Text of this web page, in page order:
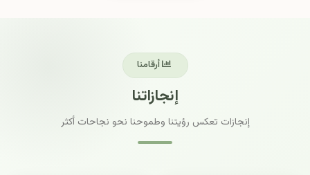
أرقامنا
إنجازاتنا
إنجازات تعكس رؤيتنا وطموحنا نحو نجاحات أكثر